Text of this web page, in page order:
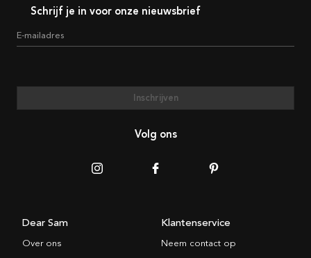
Schrijf je in voor onze nieuwsbrief
E-mailadres
Inschrijven
Volg ons
Dear Sam
Over ons
Klantenservice
Neem contact op